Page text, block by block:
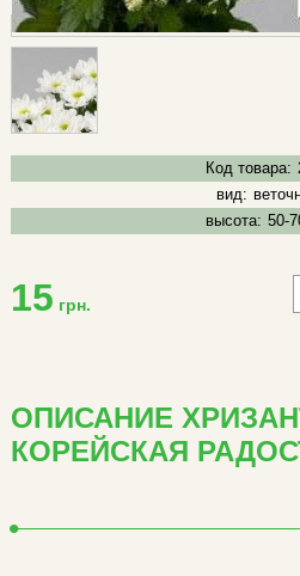
Код товара:
вид:
высота: 50-
15 грн.
ОПИСАНИЕ
КОРЕЙСКАЯ